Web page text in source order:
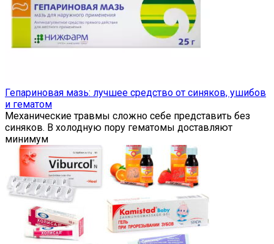
Гепариновая мазь: лучшее средство от синяков, ушибов
и гематом
Механические травмы сложно себе представить без
синяков. В холодную пору гематомы доставляют
минимум